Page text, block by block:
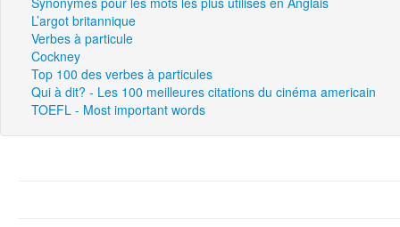
L’argot britannique
Verbes à particule
Cockney
Top 100 des verbes à particules
Qui à dit? - Les 100 meilleures citations du cinéma americain
TOEFL - Most important words